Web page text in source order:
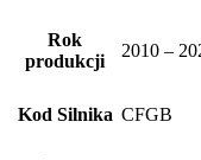
Rok
produkcji
2010 –
Kod Silnika CFGB